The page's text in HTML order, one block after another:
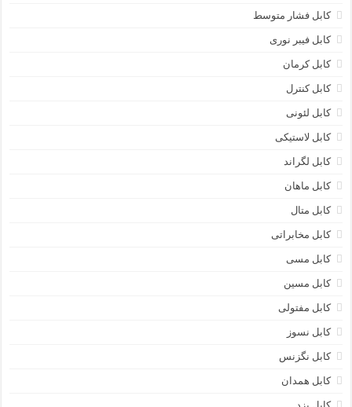
کابل فشار متوسط
کابل فیبر نوری
کابل کرمان
کابل کنترل
کابل لئونی
کابل لاستیکی
کابل لگراند
کابل ماهان
کابل متال
کابل مخابراتی
کابل مسی
کابل مسین
کابل مفتولی
کابل نسوز
کابل نگزنس
کابل همدان
کابل یزد